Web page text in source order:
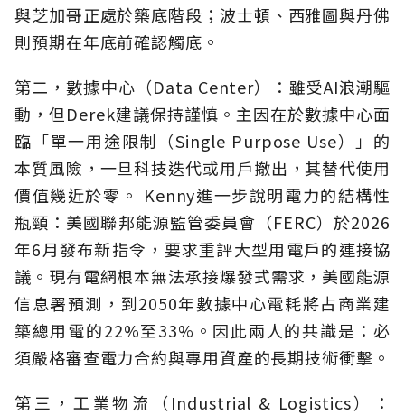
與芝加哥正處於築底階段；波士頓、西雅圖與丹佛
則預期在年底前確認觸底。
第二，數據中心（Data Center）：雖受AI浪潮驅
動，但Derek建議保持謹慎。主因在於數據中心面
臨「單一用途限制（Single Purpose Use）」的
本質風險，一旦科技迭代或用戶撤出，其替代使用
價值幾近於零。 Kenny進一步說明電力的結構性
瓶頸：美國聯邦能源監管委員會（FERC）於2026
年6月發布新指令，要求重評大型用電戶的連接協
議。現有電網根本無法承接爆發式需求，美國能源
信息署預測，到2050年數據中心電耗將占商業建
築總用電的22%至33%。因此兩人的共識是：必
須嚴格審查電力合約與專用資產的長期技術衝擊。
第三，工業物流（Industrial & Logistics）：